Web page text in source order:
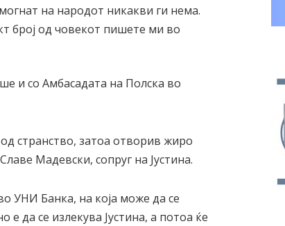
на народот никакви ги нема.
број од човекот пишете ми во
и со Амбасадата на Полска во
странство, затоа отворив жиро
Мадевски, сопруг на Јустина.
УНИ Банка, на која може да се
е да се излекува Јустина, а потоа ќе